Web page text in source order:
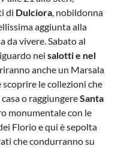
di Dulciora, nobildonna
aggiunta alla
da vivere. Sabato al
nei salotti e nel
anche un Marsala
le collezioni che
o raggiungereSanta
monumentale con le
Florio e qui è sepolta
che condurranno su